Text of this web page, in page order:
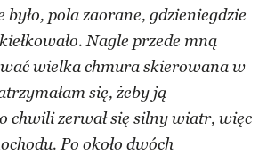
było, pola zaorane, gdzieniegdzie
Nagle przede mną
wielka chmura skierowana w
się, żeby ją
chwili zerwał się silny wiatr, więc
Po około dwóch